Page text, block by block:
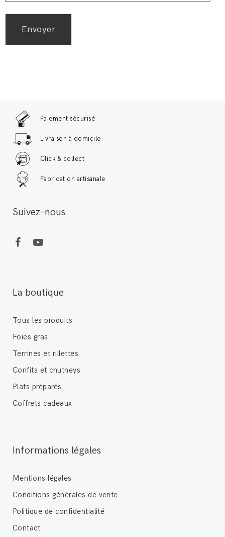
Paiement sécurisé
Livraison à domicile
Click & collect
Fabrication artisanale
Suivez-nous
La boutique
Tous les produits
Foies gras
Terrines et rillettes
Confits et chutneys
Plats préparés
Coffrets cadeaux
Informations légales
Mentions légales
Conditions générales de vente
Politique de confidentialité
Contact